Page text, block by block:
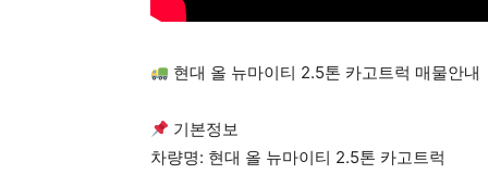
현대 올 뉴마이티 2.5톤 카고트럭 매물안내
기본정보
차량명: 현대 올 뉴마이티 2.5톤 카고트럭